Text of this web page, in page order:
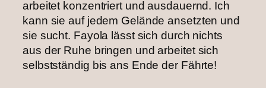
arbeitet konzentriert und ausdauernd. Ich
kann sie auf jedem Gelände ansetzten und
sie sucht. Fayola lässt sich durch nichts
aus der Ruhe bringen und arbeitet sich
selbstständig bis ans Ende der Fährte!